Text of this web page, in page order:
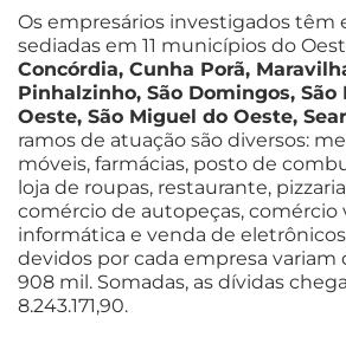
Os empresários investigados têm
sediadas em 11 municípios do
Concórdia, Cunha Porã,
Pinhalzinho, São Domingos, São
Oeste, São Miguel do Oeste,
ramos de atuação são diversos:
móveis, farmácias, posto de
loja de roupas, restaurante,
comércio de autopeças, comércio
informática e venda de
devidos por cada empresa variam
908 mil. Somadas, as dívidas
8.243.171,90.